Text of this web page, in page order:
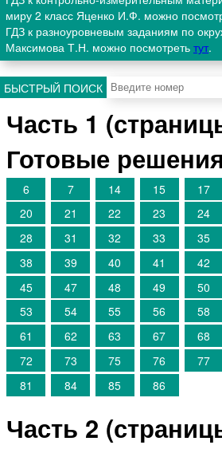
миру 2 класс Яценко И.Ф. можно
ГДЗ к разноуровневым заданиям по
Максимова Т.Н. можно посмотреть тут.
БЫСТРЫЙ ПОИСК
Часть 1
Готовые решения
6 7 14 15 17
20
21 22 23 24
28
31 32 33 35
38
39 40 41 42
45
47 48 49 50
53
54 55 56 58
61
62 63 67 68
72
73 75 76 77
81
84 85 86
Часть 2